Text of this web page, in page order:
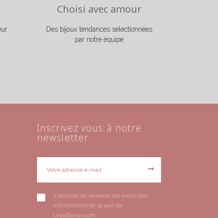
Choisi avec amour
Des bijoux tendances sélectionnées
par notre équipe
Inscrivez vous à notre
newsletter
J'accepte de recevoir par email des
informations de la part de
LeyaBijoux.com